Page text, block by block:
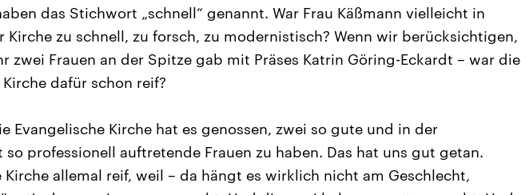
das Stichwort „schnell“ genannt. War Frau Käßmann vielleicht in
Kirche zu schnell, zu forsch, zu modernistisch? Wenn wir berücksichtigen,
zwei Frauen an der Spitze gab mit Präses Katrin Göring-Eckardt – war die
dafür schon reif?
Evangelische Kirche hat es genossen, zwei so gute und in der
professionell auftretende Frauen zu haben. Das hat uns gut getan.
Kirche allemal reif, weil – da hängt es wirklich nicht am Geschlecht,